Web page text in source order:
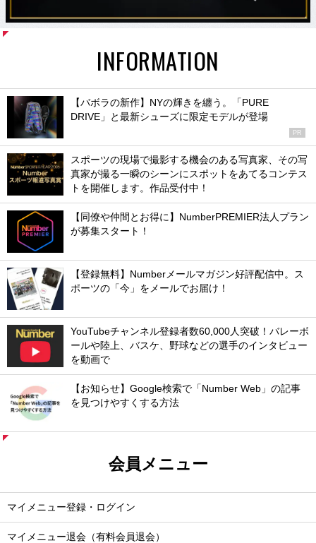
INFORMATION
【バボラの新作】NYの輝きを纏う。「PURE
DRIVE」と最新シューズに限定モデルが登場
PR
スポーツの現場で撮影する機会のある写真家、その写
真家が撮る一瞬のシーンにスポットをあてるコンテス
トを開催します。作品受付中！
【同僚や仲間とお得に】NumberPREMIER法人プラン
が募集スタート！
【登録無料】Numberメールマガジン好評配信中。ス
ポーツの「今」をメールでお届け！
YouTubeチャンネル登録者数60,000人突破！バレーボ
ールや陸上、バスケ、野球などの選手のインタビュー
を動画で
【お知らせ】Google検索で「Number Web」の記事
を見つけやすくする方法
会員メニュー
マイメニュー登録・ログイン
マイメニュー退会（有料会員退会）